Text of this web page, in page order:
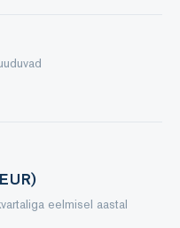
eelmisel aastal